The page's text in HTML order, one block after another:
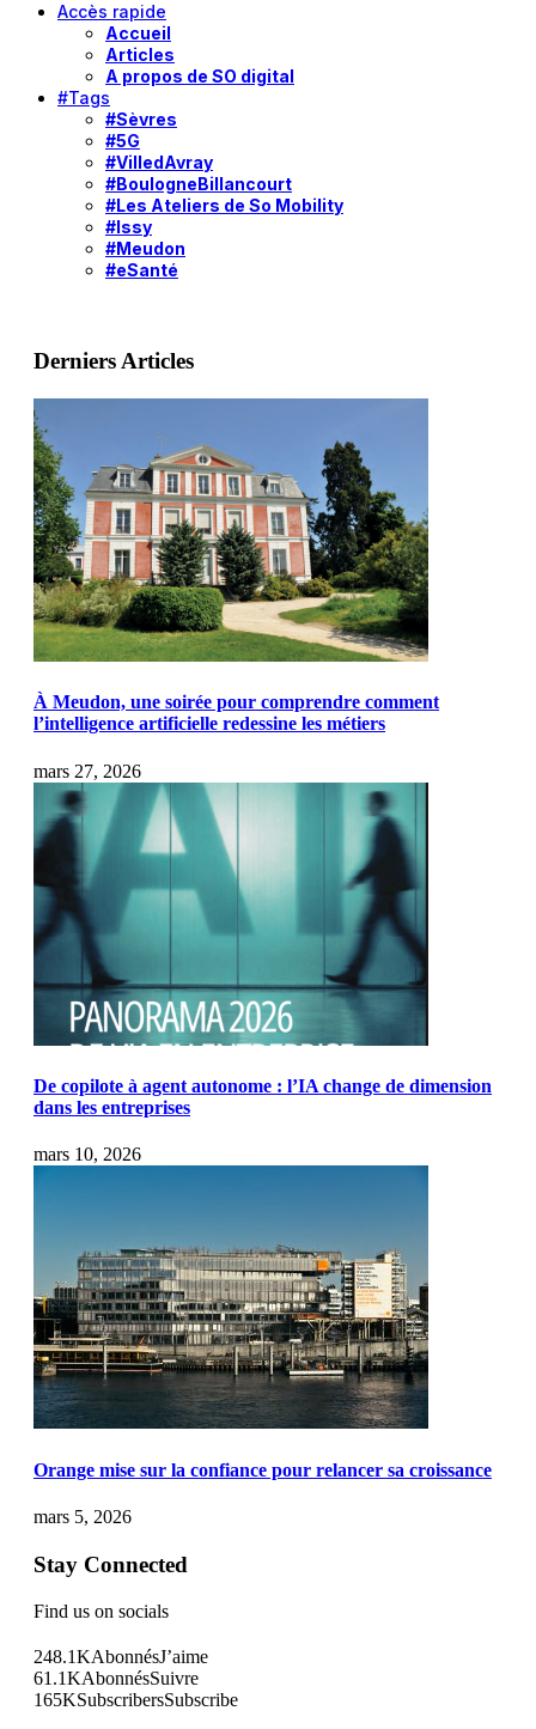
Accès rapide
Accueil
Articles
A propos de SO digital
#Tags
#Sèvres
#5G
#VilledAvray
#BoulogneBillancourt
#Les Ateliers de So Mobility
#Issy
#Meudon
#eSanté
Derniers Articles
À Meudon, une soirée pour comprendre comment
l’intelligence artificielle redessine les métiers
mars 27, 2026
De copilote à agent autonome : l’IA change de dimension
dans les entreprises
mars 10, 2026
Orange mise sur la confiance pour relancer sa croissance
mars 5, 2026
Stay Connected
Find us on socials
248.1KAbonnésJ’aime
61.1KAbonnésSuivre
165KSubscribersSubscribe